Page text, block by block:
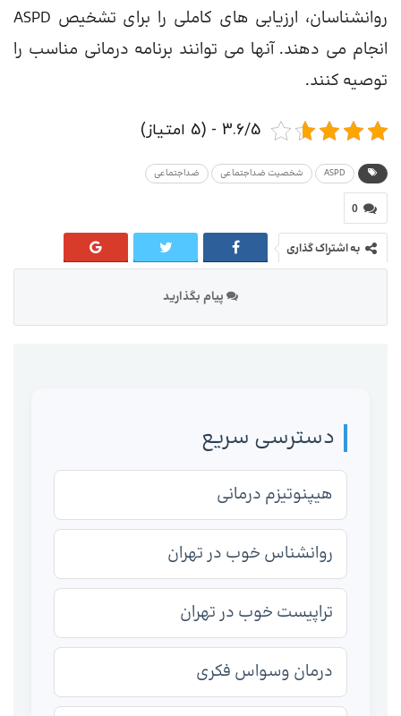
روانشناسان، ارزیابی های کاملی را برای تشخیص ASPD
انجام می دهند. آنها می توانند برنامه درمانی مناسب را
توصیه کنند.
3.6/5 - (5 امتیاز)
ASPD شخصیت ضداجتماعی ضداجتماعی
0
به اشتراک گذاری
پیام بگذارید
دسترسی سریع
هیپنوتیزم درمانی
روانشناس خوب در تهران
تراپیست خوب در تهران
درمان وسواس فکری